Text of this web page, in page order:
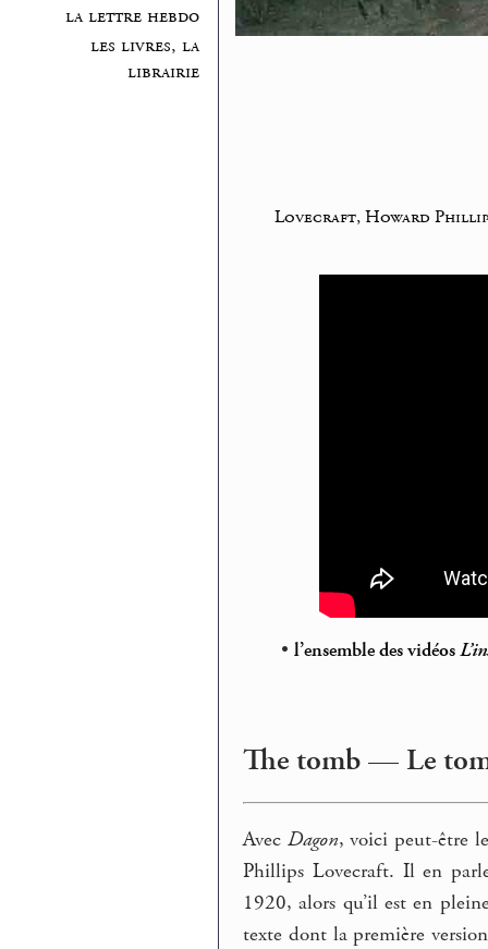
la lettre hebdo
les livres, la
librairie
Lovecraft, Howard
• l’ensemble des vidéos
The tomb — Le
Avec Dagon, voici peut-être
Phillips Lovecraft. Il en
1920, alors qu’il est en
texte dont la première